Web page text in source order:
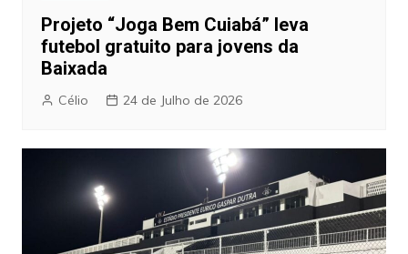
Projeto “Joga Bem Cuiabá” leva
futebol gratuito para jovens da
Baixada
Célio 24 de Julho de 2026